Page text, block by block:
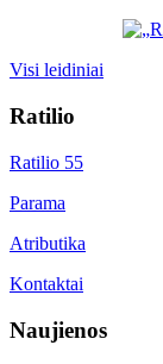
Visi leidiniai
Ratilio
Ratilio 55
Parama
Atributika
Kontaktai
Naujienos